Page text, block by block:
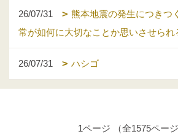
26/07/31
熊本地震の発生につきつ
常が如何に大切なことか思いさせられ
26/07/31 ハシゴ
1ページ （全1575ページ